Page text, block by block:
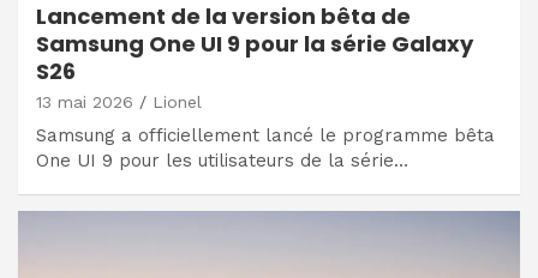
Lancement de la version bêta de
Samsung One UI 9 pour la série Galaxy
S26
13 mai 2026 Lionel
Samsung a officiellement lancé le programme bêta
One UI 9 pour les utilisateurs de la série…